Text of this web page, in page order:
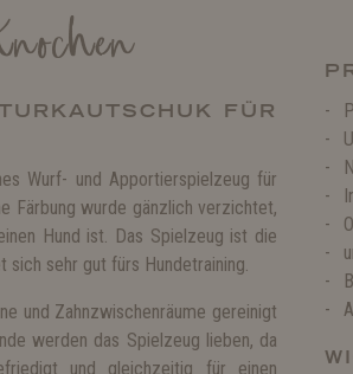
FÜR
Wurf- und Apportierspielzeug für
Färbung wurde gänzlich verzichtet,
Hund ist. Das Spielzeug ist die
sehr gut fürs Hundetraining.
und Zahnzwischenräume gereinigt
werden das Spielzeug lieben, da
und gleichzeitig für einen